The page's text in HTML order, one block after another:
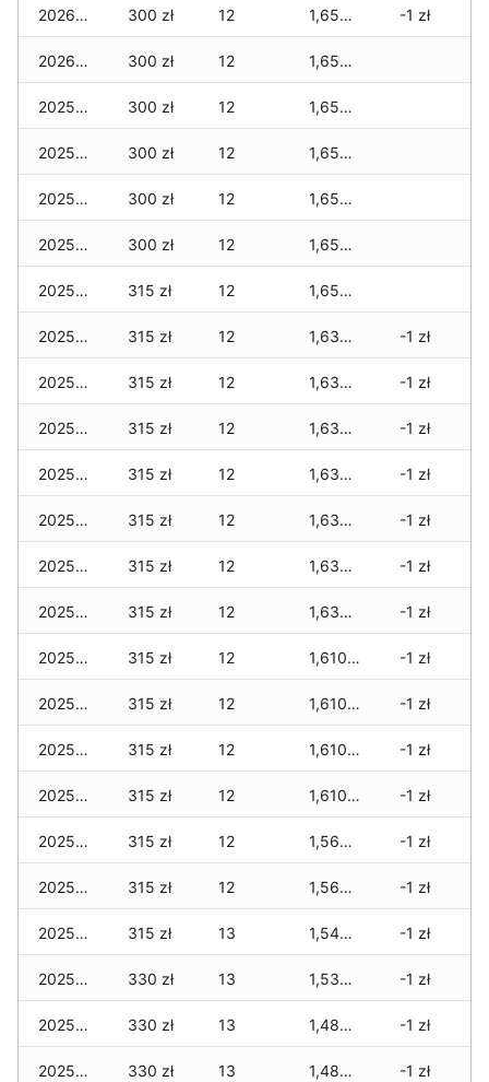
2026-01-02 300 zł 12 1,650 zł -1 zł
2026-01-01 300 zł 12 1,650 zł
2025-12-31 300 zł 12 1,650 zł
2025-12-30 300 zł 12 1,650 zł
2025-12-29 300 zł 12 1,650 zł
2025-12-28 300 zł 12 1,650 zł
2025-12-27 315 zł 12 1,650 zł
2025-12-26 315 zł 12 1,635 zł -1 zł
2025-12-25 315 zł 12 1,635 zł -1 zł
2025-12-24 315 zł 12 1,635 zł -1 zł
2025-12-23 315 zł 12 1,635 zł -1 zł
2025-12-22 315 zł 12 1,635 zł -1 zł
2025-12-21 315 zł 12 1,635 zł -1 zł
2025-12-20 315 zł 12 1,635 zł -1 zł
2025-12-19 315 zł 12 1,610 zł -1 zł
2025-12-18 315 zł 12 1,610 zł -1 zł
2025-12-17 315 zł 12 1,610 zł -1 zł
2025-12-16 315 zł 12 1,610 zł -1 zł
2025-12-15 315 zł 12 1,560 zł -1 zł
2025-12-14 315 zł 12 1,560 zł -1 zł
2025-12-13 315 zł 13 1,545 zł -1 zł
2025-12-12 330 zł 13 1,530 zł -1 zł
2025-12-11 330 zł 13 1,480 zł -1 zł
2025-12-10 330 zł 13 1,480 zł -1 zł